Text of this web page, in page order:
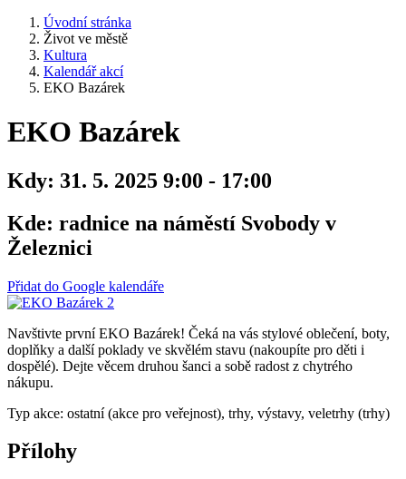
Úvodní stránka
Život ve městě
Kultura
Kalendář akcí
EKO Bazárek
EKO Bazárek
Kdy: 31. 5. 2025 9:00 - 17:00
Kde: radnice na náměstí Svobody v
Železnici
Přidat do Google kalendáře
Navštivte první EKO Bazárek! Čeká na vás stylové oblečení, boty,
doplňky a další poklady ve skvělém stavu (nakoupíte pro děti i
dospělé). Dejte věcem druhou šanci a sobě radost z chytrého
nákupu.
Typ akce: ostatní (akce pro veřejnost), trhy, výstavy, veletrhy (trhy)
Přílohy